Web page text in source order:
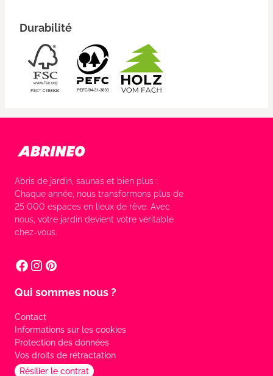
Durabilité
Abris de jardin, saunas et bien plus :
Chaque année, nous transformons plus de
25 000 espaces en lieux de rêve. Avec
nous, votre jardin devient votre véritable
chez-vous.
Qui sommes nous ?
Contact
Informations sur les cookies
Protection des données
Vos droits de rétractation
Résilier le contrat